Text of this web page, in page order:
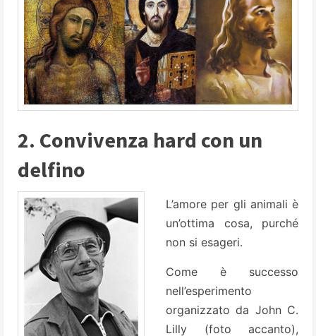
2. Convivenza hard con un
delfino
L’amore per gli animali è
un’ottima cosa, purché
non si esageri.
Come è successo
nell’esperimento
organizzato da John C.
Lilly (foto accanto),